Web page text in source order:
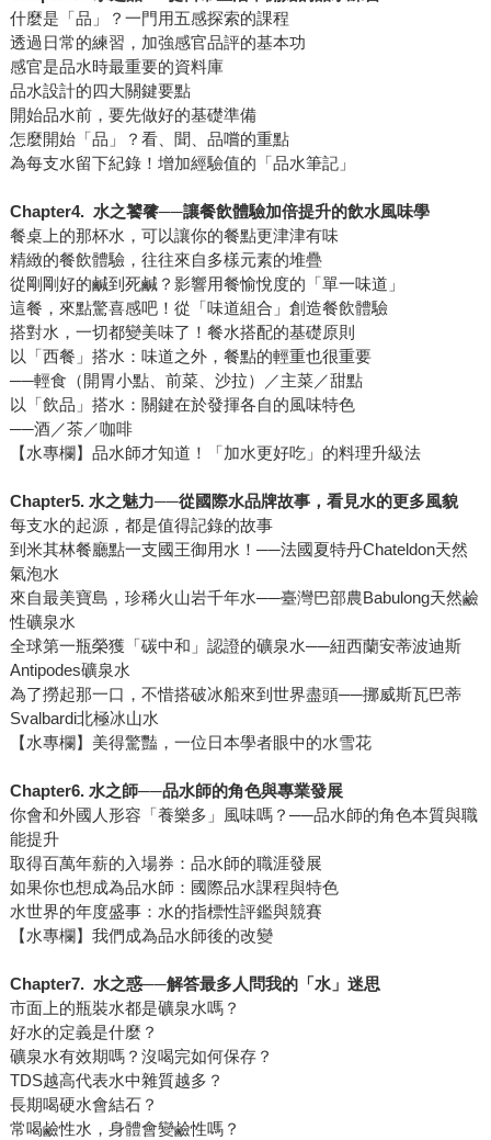
什麼是「品」？一門用五感探索的課程
透過日常的練習，加強感官品評的基本功
感官是品水時最重要的資料庫
品水設計的四大關鍵要點
開始品水前，要先做好的基礎準備
怎麼開始「品」？看、聞、品嚐的重點
為每支水留下紀錄！增加經驗值的「品水筆記」
Chapter4. 水之饕餮──讓餐飲體驗加倍提升的飲水風味學
餐桌上的那杯水，可以讓你的餐點更津津有味
精緻的餐飲體驗，往往來自多樣元素的堆疊
從剛剛好的鹹到死鹹？影響用餐愉悅度的「單一味道」
這餐，來點驚喜感吧！從「味道組合」創造餐飲體驗
搭對水，一切都變美味了！餐水搭配的基礎原則
以「西餐」搭水：味道之外，餐點的輕重也很重要
──輕食（開胃小點、前菜、沙拉）／主菜／甜點
以「飲品」搭水：關鍵在於發揮各自的風味特色
──酒／茶／咖啡
【水專欄】品水師才知道！「加水更好吃」的料理升級法
Chapter5. 水之魅力──從國際水品牌故事，看見水的更多風貌
每支水的起源，都是值得記錄的故事
到米其林餐廳點一支國王御用水！──法國夏特丹Chateldon天然
氣泡水
來自最美寶島，珍稀火山岩千年水──臺灣巴部農Babulong天然鹼
性礦泉水
全球第一瓶榮獲「碳中和」認證的礦泉水──紐西蘭安蒂波迪斯
Antipodes礦泉水
為了撈起那一口，不惜搭破冰船來到世界盡頭──挪威斯瓦巴蒂
Svalbardi北極冰山水
【水專欄】美得驚豔，一位日本學者眼中的水雪花
Chapter6. 水之師──品水師的角色與專業發展
你會和外國人形容「養樂多」風味嗎？──品水師的角色本質與職
能提升
取得百萬年薪的入場券：品水師的職涯發展
如果你也想成為品水師：國際品水課程與特色
水世界的年度盛事：水的指標性評鑑與競賽
【水專欄】我們成為品水師後的改變
Chapter7. 水之惑──解答最多人問我的「水」迷思
市面上的瓶裝水都是礦泉水嗎？
好水的定義是什麼？
礦泉水有效期嗎？沒喝完如何保存？
TDS越高代表水中雜質越多？
長期喝硬水會結石？
常喝鹼性水，身體會變鹼性嗎？